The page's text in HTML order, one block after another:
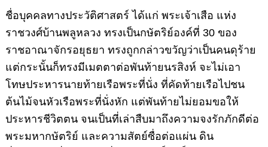
ชื่อบุคคลทางประวัติศาสตร์ ได้แก่ พระเจ้าเสือ แห่ง
ราชวงศ์บ้านพลูหลวง ทรงเป็นกษัตริย์องค์ที่ 30 ของ
ราชอาณาจักรอยุธยา ทรงถูกกล่าวขวัญว่าเป็นคนดุร้าย
แต่กระนั้นก็ทรงมีเมตตาต่อพันท้ายนรสิงห์ จะไม่เอา
โทษประหารนายท้ายเรือพระที่นั่ง ที่คัดท้ายเรือไปชน
ต้นไม้จนหัวเรือพระที่นั่งหัก แต่พันท้ายไม่ยอมขอให้
ประหารชีวิตตน จนเป็นที่เล่าสืบมาถึงความจงรักภักดีต่อ
พระมหากษัตริย์ และความสัตย์ซื่อต่อแผ่น ดิน